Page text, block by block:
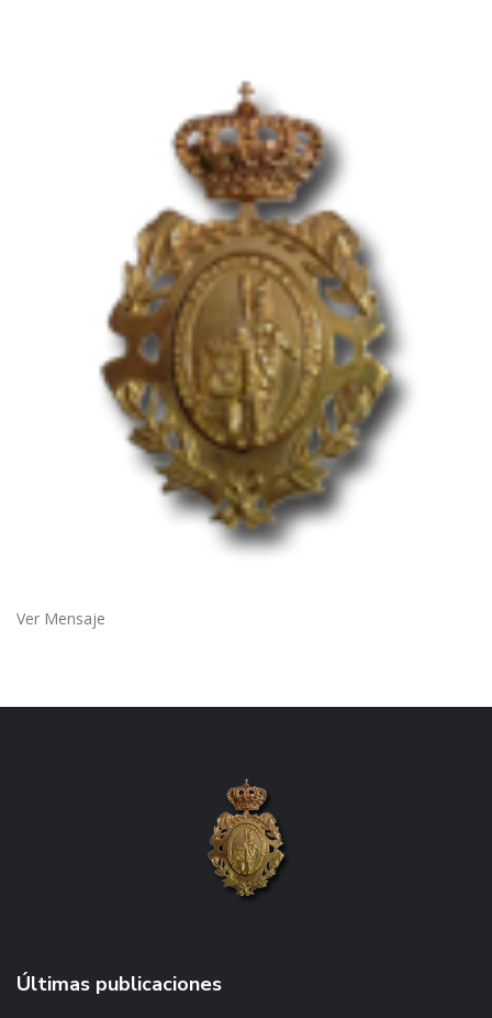
Ver Mensaje
Últimas publicaciones